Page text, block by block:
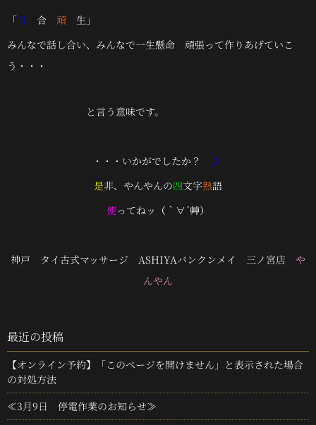
「言 合 頑 生」
みんなで話し合い、みんなで一生懸命 頑張って作りあげていこ
う・・・
と言う意味です。
・・・いかがでしたか？
♪
是非、やんやんの四文字熟語
使ってねッ （｀∀´艸）
神戸 タイ古式マッサージ ASHIYAバンクンメイ 三ノ宮店
や
んやん
最近の投稿
【オンライン予約】「このページを開けません」と表示された場合
の対処方法
≪3月9日 停電作業のお知らせ≫